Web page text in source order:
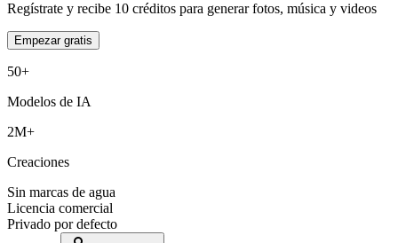
Regístrate y recibe 10 créditos para generar fotos, música y videos
Empezar gratis
50+
Modelos de IA
2M+
Creaciones
Sin marcas de agua
Licencia comercial
Privado por defecto